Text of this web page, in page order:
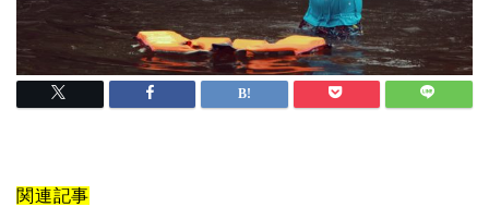
関連記事